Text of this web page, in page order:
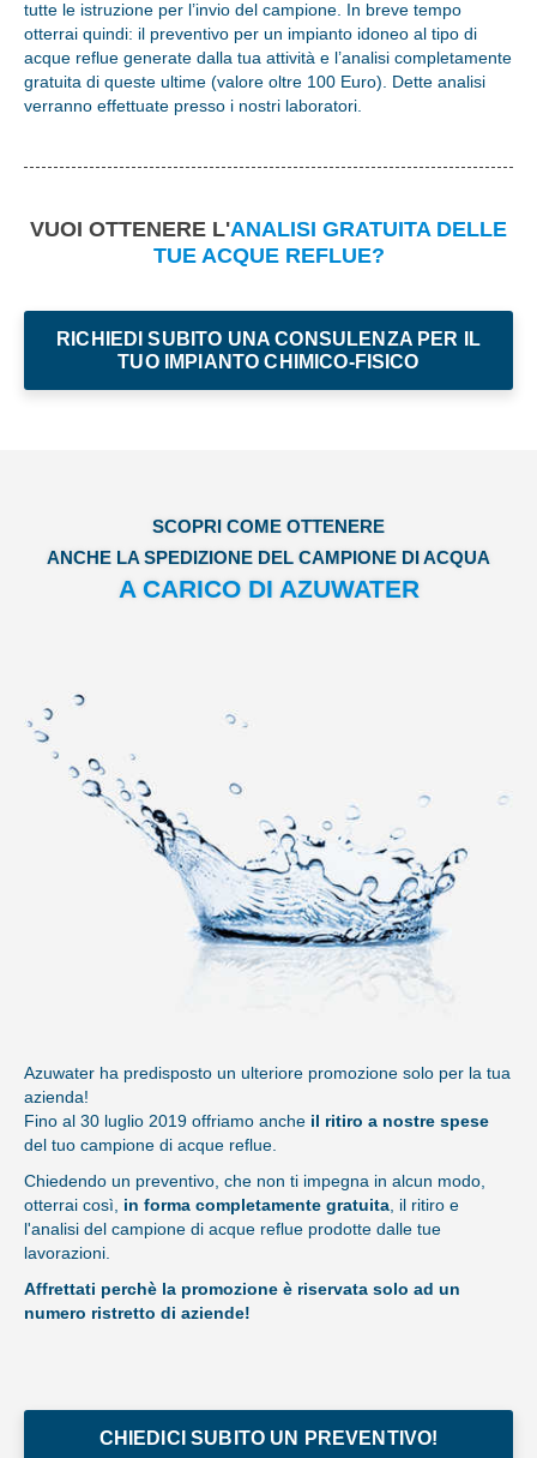
tutte le istruzione per l’invio del campione. In breve tempo
otterrai quindi: il preventivo per un impianto idoneo al tipo di
acque reflue generate dalla tua attività e l’analisi completamente
gratuita di queste ultime (valore oltre 100 Euro). Dette analisi
verranno effettuate presso i nostri laboratori.
VUOI OTTENERE L'ANALISI GRATUITA DELLE
TUE ACQUE REFLUE?
RICHIEDI SUBITO UNA CONSULENZA PER IL
TUO IMPIANTO CHIMICO-FISICO
SCOPRI COME OTTENERE
ANCHE LA SPEDIZIONE DEL CAMPIONE DI ACQUA
A CARICO DI AZUWATER
Azuwater ha predisposto un ulteriore promozione solo per la tua
azienda!
Fino al 30 luglio 2019 offriamo anche il ritiro a nostre spese
del tuo campione di acque reflue.
Chiedendo un preventivo, che non ti impegna in alcun modo,
otterrai così, in forma completamente gratuita, il ritiro e
l'analisi del campione di acque reflue prodotte dalle tue
lavorazioni.
Affrettati perchè la promozione è riservata solo ad un
numero ristretto di aziende!
CHIEDICI SUBITO UN PREVENTIVO!